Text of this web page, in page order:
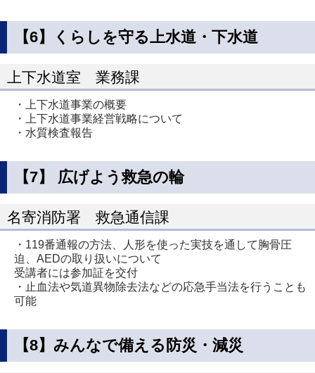
【6】くらしを守る上水道・下水道
上下水道室 業務課
・上下水道事業の概要
・上下水道事業経営戦略について
・水質検査報告
【7】 広げよう救急の輪
名寄消防署 救急通信課
・119番通報の方法、人形を使った実技を通して胸骨圧
迫、AEDの取り扱いについて
受講者には参加証を交付
・止血法や気道異物除去法などの応急手当法を行うことも
可能
【8】みんなで備える防災・減災